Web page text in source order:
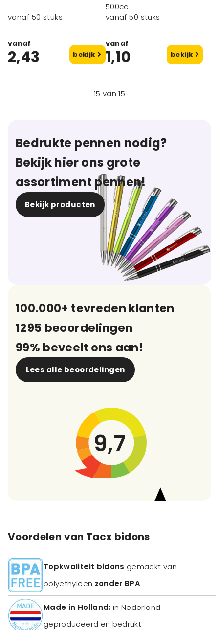
vanaf 50 stuks
vanaf
2,43 bekijk
500cc
vanaf 50 stuks
vanaf
1,10 bekijk
15 van 15
Bedrukte pennen nodig?
Bekijk hier ons grote
assortiment pennen!
Bekijk producten
100.000+ tevreden klanten
1295 beoordelingen
99% beveelt ons aan!
Lees alle beoordelingen
9,7
Voordelen van Tacx bidons
Topkwaliteit bidons gemaakt van
polyethyleen zonder BPA
Made in Holland: in Nederland
geproduceerd en bedrukt